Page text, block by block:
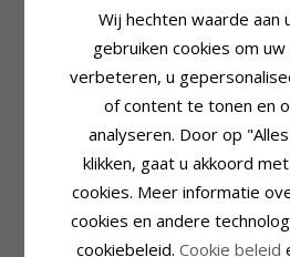
Ketting Type:Slangenketting
Edelmetaal: Zilver
Oppervlak:
Facetgeslepen En Glanzend
KLANTEN
Wij hechten waarde aan
gebruiken cookies om
verbeteren, u
of content te tonen en
analyseren. Door op
klikken, gaat u akkoord
cookies. Meer informatie
cookies en andere
cookiebeleid. Cookie beleid